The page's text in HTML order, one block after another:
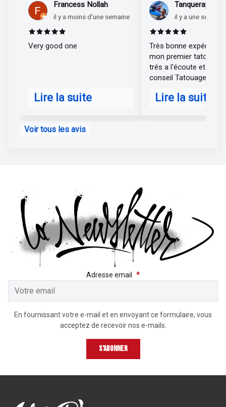
Francess Nollah
il y a moins d'une semaine
Rated 5 out of 5 stars
Very good one
Lire la suite
Tanqueray
il y a une semaine
Rated 5 out of
Très bonne
mon premier tatouage
trés a l'écoute et de très bon
conseil Tatouage tres
elodie
Lire la suite
Voir tous les avis
RECEVEZ LES
Adresse email *
En fournissant votre e-mail et en envoyant ce formulaire, vous
acceptez de recevoir nos e-mails.
S’abonner